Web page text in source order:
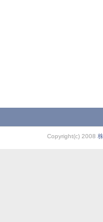
Copyright(c) 2008